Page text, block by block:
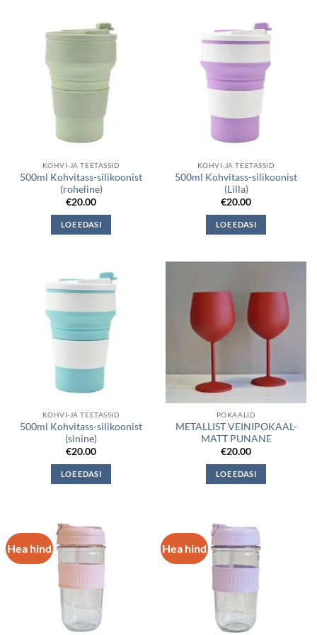
KOHVI-JA TEETASSID
500ml Kohvitass-silikoonist
(roheline)
€20.00
LOE EDASI
KOHVI-JA TEETASSID
500ml Kohvitass-silikoonist
(Lilla)
€20.00
LOE EDASI
KOHVI-JA TEETASSID
500ml Kohvitass-silikoonist
(sinine)
€20.00
LOE EDASI
POKAALID
METALLIST VEINIPOKAAL-
MATT PUNANE
€20.00
LOE EDASI
Hea hind Hea hind